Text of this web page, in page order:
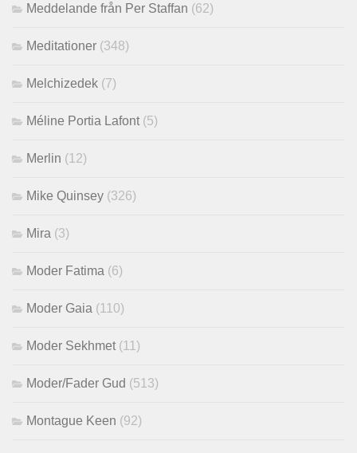
Meddelande från Per Staffan (62)
Meditationer (348)
Melchizedek (7)
Méline Portia Lafont (5)
Merlin (12)
Mike Quinsey (326)
Mira (3)
Moder Fatima (6)
Moder Gaia (110)
Moder Sekhmet (11)
Moder/Fader Gud (513)
Montague Keen (92)